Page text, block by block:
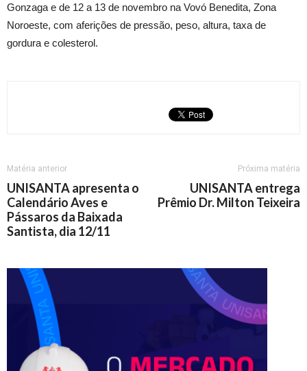
Gonzaga e de 12 a 13 de novembro na Vovó Benedita, Zona
Noroeste, com aferições de pressão, peso, altura, taxa de
gordura e colesterol.
Matéria anterior
UNISANTA apresenta o
Calendário Aves e
Pássaros da Baixada
Santista, dia 12/11
Próxima matéria
UNISANTA entrega
Prêmio Dr. Milton Teixeira